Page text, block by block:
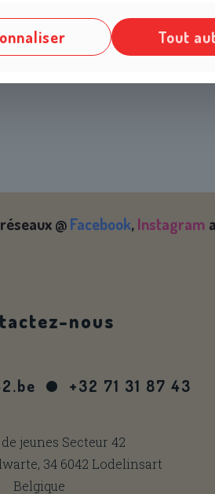
@Facebook,Instagram
nous
+32 71 31 87 43
jeunes Secteur 42
34 6042 Lodelinsart
Belgique
Tout